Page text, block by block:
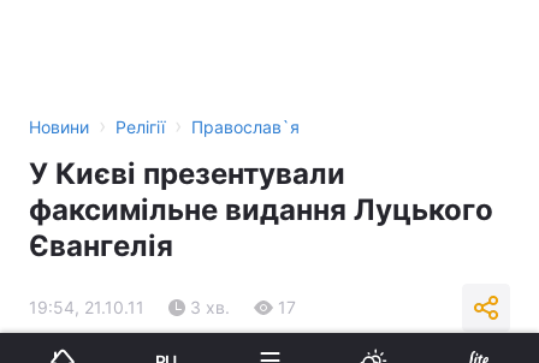
Новини › Релігії › Православ`я
У Києві презентували
факсимільне видання Луцького
Євангелія
19:54, 21.10.11 3 хв. 17